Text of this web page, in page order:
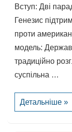
Вступ: Дві
Генезис
проти
модель:
традиційно
суспільна …
Культурне
дозвілля
в
Детальніше »